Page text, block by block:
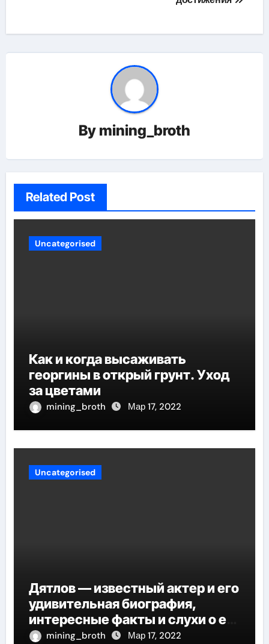
By mining_broth
Related Post
Uncategorised
Как и когда высаживать
георгины в открый грунт. Уход
за цветами
mining_broth Мар 17, 2022
Uncategorised
Дятлов — известный актер и его
удивительная биография,
интересные факты и слухи о его
личной жизни
mining_broth Мар 17, 2022